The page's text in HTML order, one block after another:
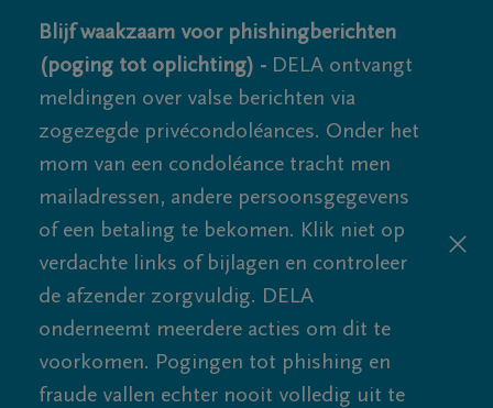
Blijf waakzaam voor phishingberichten
(poging tot oplichting) - DELA ontvangt
meldingen over valse berichten via
zogezegde privécondoléances. Onder het
mom van een condoléance tracht men
mailadressen, andere persoonsgegevens
of een betaling te bekomen. Klik niet op
verdachte links of bijlagen en controleer
de afzender zorgvuldig. DELA
onderneemt meerdere acties om dit te
voorkomen. Pogingen tot phishing en
fraude vallen echter nooit volledig uit te